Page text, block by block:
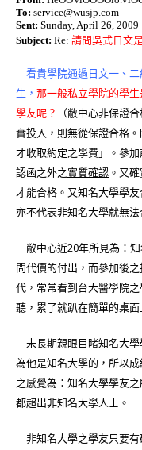
To: service@wusjp.com
Sent: Sunday, April 26,
Subject: Re: 請問吳式日文
看貴學院通過日文一、
生， 那一般私立學院的學
學友呢？
（敝中心非保證
實投入，則無從保證合格
才收取約定之學費」。參
認函之外之實質確認 。又
才能合格。又知名大學學
亦不代表非知名大學就無法
敝中心近20年所見為：
問代價的付出，而參加後
代，常常看到台大醫學院
聽，累了就趴在簡單的桌
未長期親眼目睹知名大
為他是知名大學的，所以
之感覺為：知名大學學友
都超出非知名大學人士。
非知名大學之學友只要